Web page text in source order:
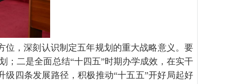
，深刻认识制定五年规划的重大战略意义。要
；二是全面总结“十四五”时期办学成效，在实干
四条发展路径，积极推动“十五五”开好局起好